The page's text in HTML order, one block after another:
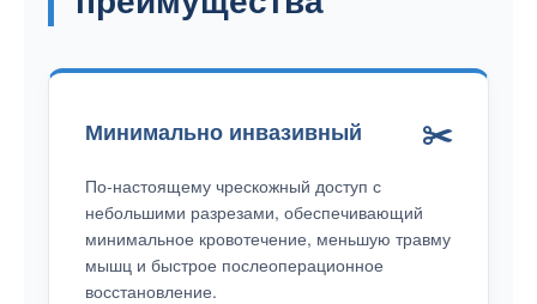
Минимально инвазивный ✂️
По-настоящему чрескожный доступ с
небольшими разрезами, обеспечивающий
минимальное кровотечение, меньшую травму
мышц и быстрое послеоперационное
восстановление.